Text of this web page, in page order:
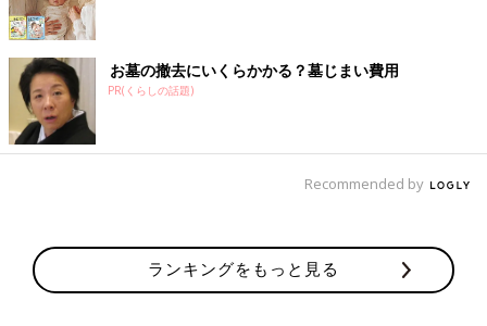
お墓の撤去にいくらかかる？墓じまい費用
PR(くらしの話題)
Recommended by
ランキングをもっと見る